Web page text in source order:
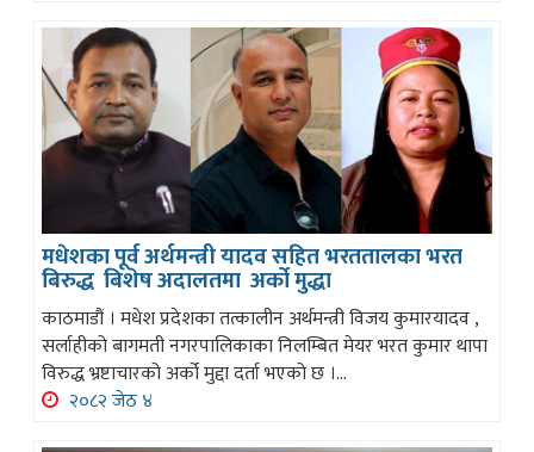
मधेशका पूर्व अर्थमन्त्री यादव सहित भरततालका भरत
बिरुद्ध बिशेष अदालतमा अर्को मुद्धा
काठमाडौं । मधेश प्रदेशका तत्कालीन अर्थमन्त्री विजय कुमारयादव ,
सर्लाहीको बागमती नगरपालिकाका निलम्बित मेयर भरत कुमार थापा
विरुद्ध भ्रष्टाचारको अर्को मुद्दा दर्ता भएको छ ।...
२०८२ जेठ ४